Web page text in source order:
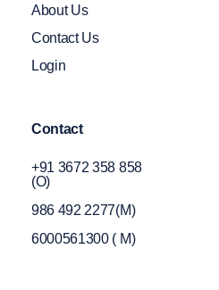
About Us
Contact Us
Login
Contact
+91 3672 358 858
(O)
986 492 2277(M)
6000561300 ( M)